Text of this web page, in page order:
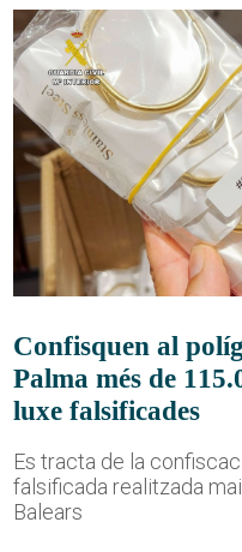
Confisquen al
Palma més de
luxe falsificades
Es tracta de la
falsificada realitzada
Balears